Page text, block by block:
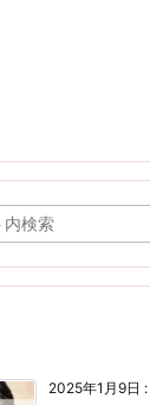
2025年1月9日 :